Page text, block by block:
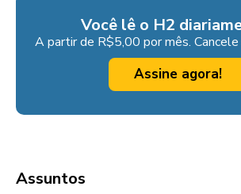
Você lê o H2
A partir de R$5,00 por mês. Cancele
Assine agora!
Assuntos